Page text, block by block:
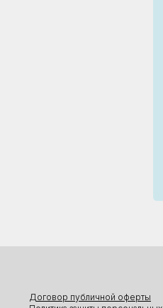
Договор публичной оферты